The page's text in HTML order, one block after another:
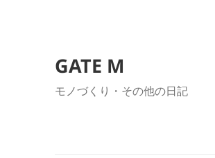
GATE M
モノづくり・その他の日記